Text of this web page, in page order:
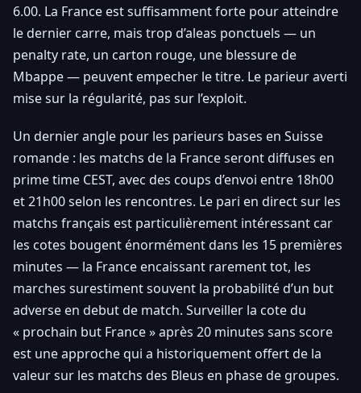
6.00. La France est suffisamment forte pour atteindre
le dernier carre, mais trop d’aleas ponctuels — un
penalty rate, un carton rouge, une blessure de
Mbappe — peuvent empecher le titre. Le parieur averti
mise sur la régularité, pas sur l’exploit.
Un dernier angle pour les parieurs bases en Suisse
romande : les matchs de la France seront diffuses en
prime time CEST, avec des coups d’envoi entre 18h00
et 21h00 selon les rencontres. Le pari en direct sur les
matchs français est particulièrement intéressant car
les cotes bougent énormément dans les 15 premières
minutes — la France encaissant rarement tot, les
marches surestiment souvent la probabilité d’un but
adverse en debut de match. Surveiller la cote du
« prochain but France » après 20 minutes sans score
est une approche qui a historiquement offert de la
valeur sur les matchs des Bleus en phase de groupes.